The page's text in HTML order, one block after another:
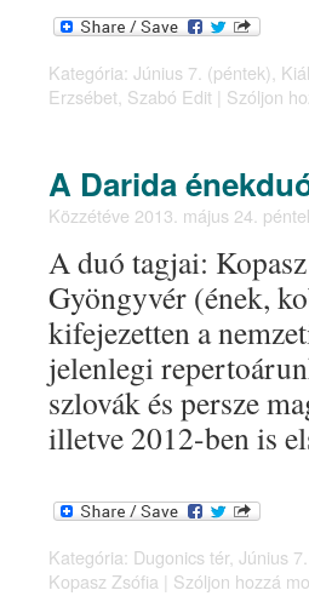
Kategória: Június 7. (péntek)
Erzsébet Szabó Edit | Szóljon
A Darida
Közzétéve 2013. május 24.
A duó tagjai:
Gyöngyvér (ének,
kifejezetten a
jelenlegi
szlovák és persze
illetve 2012-ben is
Kategória: Dugonics tér, Június
Kopasz Zsófia | Szóljon hozzá